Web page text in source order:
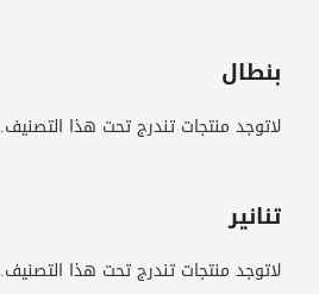
بنطال
لاتوجد منتجات تندرج تحت هذا التصنيف.
تنانير
لاتوجد منتجات تندرج تحت هذا التصنيف.